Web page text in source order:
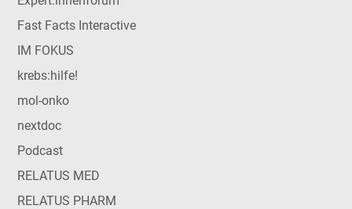
Fast Facts Interactive
IM FOKUS
krebs:hilfe!
mol-onko
nextdoc
Podcast
RELATUS MED
RELATUS PHARM